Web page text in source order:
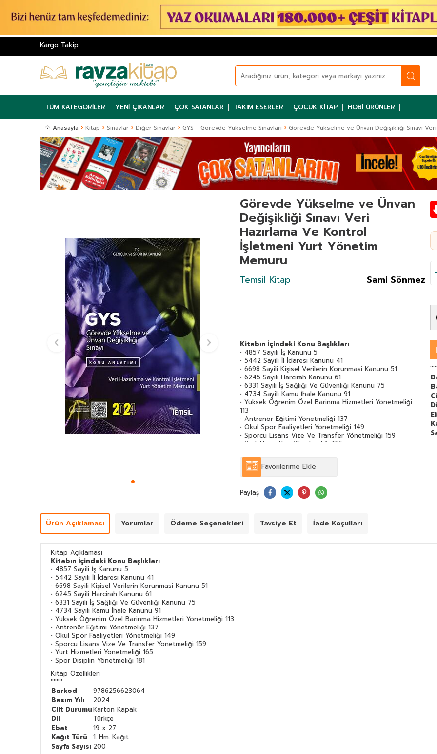
Kargo Takip
TÜM KATEGORILER YENI ÇIKANLAR ÇOK SATANLAR TAKIM ESERLER ÇOCUK KITAP HOBI ÜRÜNLER
Anasayfa Kitap Sınavlar Diğer Sınavlar GYS - Görevde Yükselme Sınavları Görevde Yükselme ve Ünvan Değişikliği Sınavı
Görevde Yükselme ve Ünvan
Değişikliği Sınavı Veri
Hazırlama Ve Kontrol
İşletmeni Yurt Yönetim
Memuru
Temsil Kitap Sami Sönmez
Kitabın İçindeki Konu Başlıkları
• 4857 Sayili İş Kanunu 5
• 5442 Sayili İl İdaresi Kanunu 41
• 6698 Sayili Kişisel Verilerin Korunmasi Kanunu 51
• 6245 Sayili Harcirah Kanunu 61
• 6331 Sayili İş Sağliği Ve Güvenliği Kanunu 75
• 4734 Sayili Kamu İhale Kanunu 91
• Yüksek Öğrenim Özel Barinma Hizmetleri Yönetmeliği
113
• Antrenör Eğitimi Yönetmeliği 137
• Okul Spor Faaliyetleri Yönetmeliği 149
• Sporcu Lisans Vize Ve Transfer Yönetmeliği 159
• Yurt Hizmetleri Yönetmeliği 165
Favorilerime Ekle
Paylaş
Ürün Açıklaması Yorumlar Ödeme Seçenekleri Tavsiye Et İade Koşulları
Kitap Açıklaması
Kitabın İçindeki Konu Başlıkları
• 4857 Sayili İş Kanunu 5
• 5442 Sayili İl İdaresi Kanunu 41
• 6698 Sayili Kişisel Verilerin Korunmasi Kanunu 51
• 6245 Sayili Harcirah Kanunu 61
• 6331 Sayili İş Sağliği Ve Güvenliği Kanunu 75
• 4734 Sayili Kamu İhale Kanunu 91
• Yüksek Öğrenim Özel Barinma Hizmetleri Yönetmeliği 113
• Antrenör Eğitimi Yönetmeliği 137
• Okul Spor Faaliyetleri Yönetmeliği 149
• Sporcu Lisans Vize Ve Transfer Yönetmeliği 159
• Yurt Hizmetleri Yönetmeliği 165
• Spor Disiplin Yönetmeliği 181
Kitap Özellikleri
''''''''
Barkod
9786256623064
Basım Yılı
2024
Cilt DurumuKarton Kapak
Dil
Türkçe
Ebat
19 x 27
Kağıt Türü
1. Hm. Kağıt
Sayfa Sayısı 200